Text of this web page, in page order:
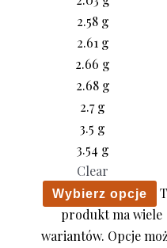
2.58 g
2.61 g
2.66 g
2.68 g
2.7 g
3.5 g
3.54 g
Clear
Wybierz opcje
produkt ma wiele
wariantów. Opcje